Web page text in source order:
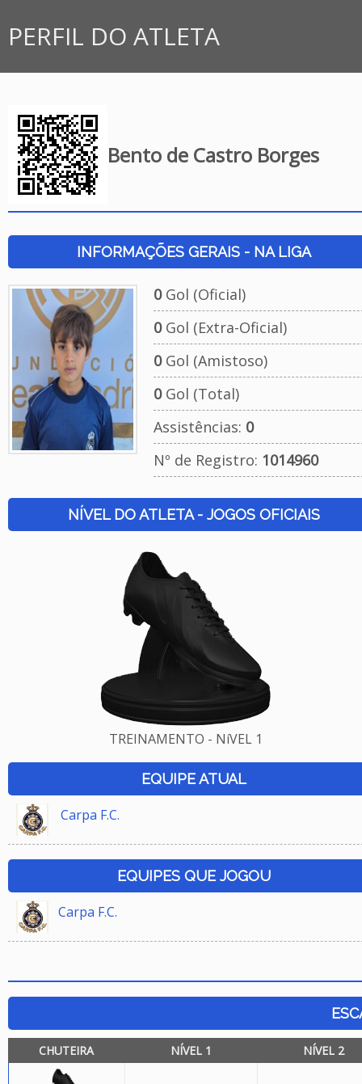
PERFIL DO ATLETA
Bento de Castro Borges
INFORMAÇÕES GERAIS - NA LIGA
0Gol (Oficial)
0Gol (Extra-Oficial)
0Gol (Amistoso)
0Gol (Total)
Assistências: 0
Nº de Registro: 1014960
NÍVEL DO ATLETA - JOGOS OFICIAIS
TREINAMENTO - NíVEL 1
EQUIPE ATUAL
Carpa F.C.
EQUIPES QUE JOGOU
Carpa F.C.
CHUTEIRA NÍVEL 1 NÍVEL 2